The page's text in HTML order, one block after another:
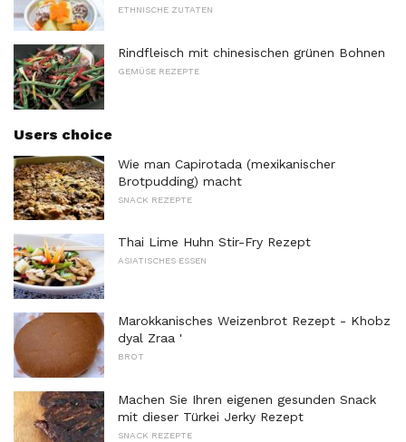
ETHNISCHE ZUTATEN
Rindfleisch mit chinesischen grünen Bohnen
GEMÜSE REZEPTE
Users choice
Wie man Capirotada (mexikanischer
Brotpudding) macht
SNACK REZEPTE
Thai Lime Huhn Stir-Fry Rezept
ASIATISCHES ESSEN
Marokkanisches Weizenbrot Rezept - Khobz
dyal Zraa '
BROT
Machen Sie Ihren eigenen gesunden Snack
mit dieser Türkei Jerky Rezept
SNACK REZEPTE